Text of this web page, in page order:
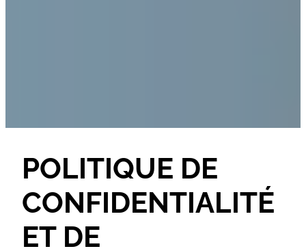
POLITIQUE DE
CONFIDENTIALITÉ
ET DE